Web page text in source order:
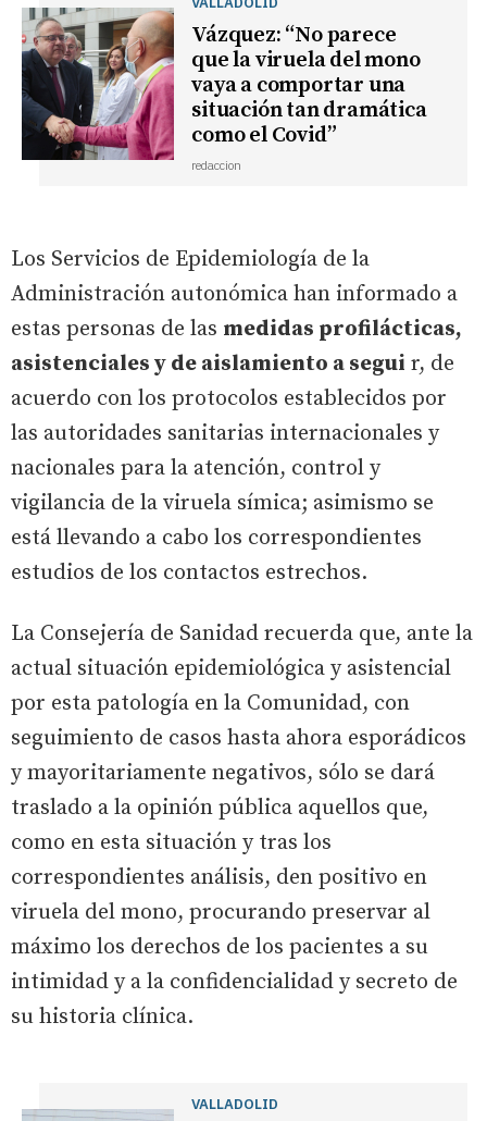
Vázquez: “No parece
que la viruela del mono
vaya a comportar una
situación tan dramática
como el Covid”
redaccion
Los Servicios de Epidemiología de la
Administración autonómica han informado a
estas personas de las medidas profilácticas,
asistenciales y de aislamiento a segui r, de
acuerdo con los protocolos establecidos por
las autoridades sanitarias internacionales y
nacionales para la atención, control y
vigilancia de la viruela símica; asimismo se
está llevando a cabo los correspondientes
estudios de los contactos estrechos.
La Consejería de Sanidad recuerda que, ante la
actual situación epidemiológica y asistencial
por esta patología en la Comunidad, con
seguimiento de casos hasta ahora esporádicos
y mayoritariamente negativos, sólo se dará
traslado a la opinión pública aquellos que,
como en esta situación y tras los
correspondientes análisis, den positivo en
viruela del mono, procurando preservar al
máximo los derechos de los pacientes a su
intimidad y a la confidencialidad y secreto de
su historia clínica.
VALLADOLID